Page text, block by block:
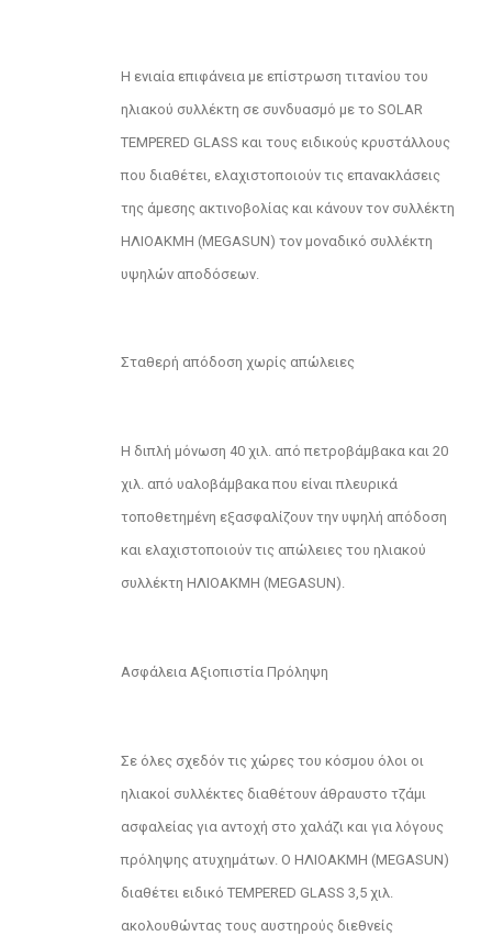
Η ενιαία επιφάνεια με επίστρωση τιτανίου του
ηλιακού συλλέκτη σε συνδυασμό με το SOLAR
TEMPERED GLASS και τους ειδικούς κρυστάλλους
που διαθέτει, ελαχιστοποιούν τις επανακλάσεις
της άμεσης ακτινοβολίας και κάνουν τον συλλέκτη
ΗΛΙΟΑΚΜΗ (MEGASUN) τον μοναδικό συλλέκτη
υψηλών αποδόσεων.
Σταθερή απόδοση χωρίς απώλειες
Η διπλή μόνωση 40 χιλ. από πετροβάμβακα και 20
χιλ. από υαλοβάμβακα που είναι πλευρικά
τοποθετημένη εξασφαλίζουν την υψηλή απόδοση
και ελαχιστοποιούν τις απώλειες του ηλιακού
συλλέκτη ΗΛΙΟΑΚΜΗ (MEGASUN).
Ασφάλεια Αξιοπιστία Πρόληψη
Σε όλες σχεδόν τις χώρες του κόσμου όλοι οι
ηλιακοί συλλέκτες διαθέτουν άθραυστο τζάμι
ασφαλείας για αντοχή στο χαλάζι και για λόγους
πρόληψης ατυχημάτων. Ο ΗΛΙΟΑΚΜΗ (MEGASUN)
διαθέτει ειδικό TEMPERED GLASS 3,5 χιλ.
ακολουθώντας τους αυστηρούς διεθνείς